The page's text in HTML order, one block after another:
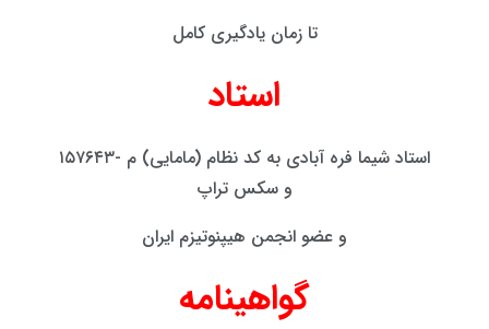
تا زمان یادگیری کامل
استاد
استاد شیما فره آبادی به کد نظام (مامایی) م -۱۵۷۶۴۳
و سکس تراپ
و عضو انجمن هیپنوتیزم ایران
گواهینامه